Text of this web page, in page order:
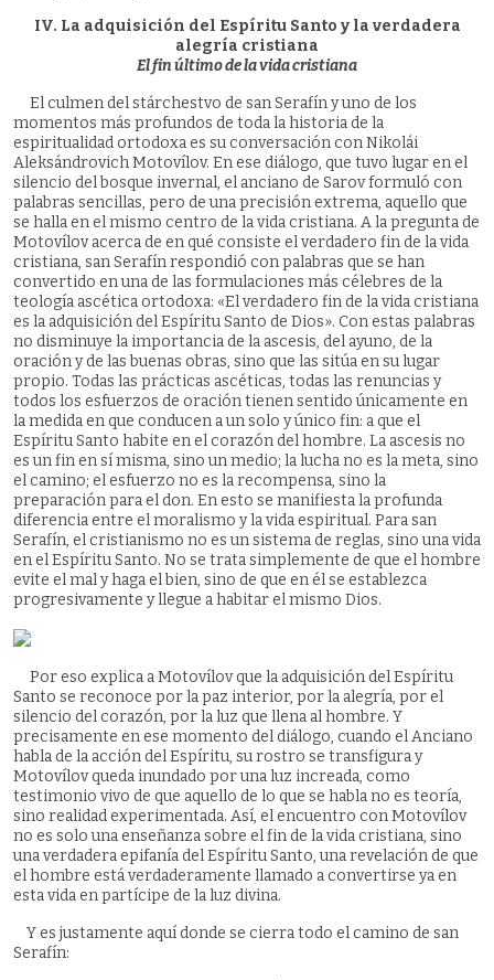
IV. La adquisición del Espíritu Santo y la verdadera
alegría cristiana
El fin último de la vida cristiana
El culmen del stárchestvo de san Serafín y uno de los
momentos más profundos de toda la historia de la
espiritualidad ortodoxa es su conversación con Nikolái
Aleksándrovich Motovílov. En ese diálogo, que tuvo lugar en el
silencio del bosque invernal, el anciano de Sarov formuló con
palabras sencillas, pero de una precisión extrema, aquello que
se halla en el mismo centro de la vida cristiana. A la pregunta de
Motovílov acerca de en qué consiste el verdadero fin de la vida
cristiana, san Serafín respondió con palabras que se han
convertido en una de las formulaciones más célebres de la
teología ascética ortodoxa: «El verdadero fin de la vida cristiana
es la adquisición del Espíritu Santo de Dios». Con estas palabras
no disminuye la importancia de la ascesis, del ayuno, de la
oración y de las buenas obras, sino que las sitúa en su lugar
propio. Todas las prácticas ascéticas, todas las renuncias y
todos los esfuerzos de oración tienen sentido únicamente en
la medida en que conducen a un solo y único fin: a que el
Espíritu Santo habite en el corazón del hombre. La ascesis no
es un fin en sí misma, sino un medio; la lucha no es la meta, sino
el camino; el esfuerzo no es la recompensa, sino la
preparación para el don. En esto se manifiesta la profunda
diferencia entre el moralismo y la vida espiritual. Para san
Serafín, el cristianismo no es un sistema de reglas, sino una vida
en el Espíritu Santo. No se trata simplemente de que el hombre
evite el mal y haga el bien, sino de que en él se establezca
progresivamente y llegue a habitar el mismo Dios.
Por eso explica a Motovílov que la adquisición del Espíritu
Santo se reconoce por la paz interior, por la alegría, por el
silencio del corazón, por la luz que llena al hombre. Y
precisamente en ese momento del diálogo, cuando el Anciano
habla de la acción del Espíritu, su rostro se transfigura y
Motovílov queda inundado por una luz increada, como
testimonio vivo de que aquello de lo que se habla no es teoría,
sino realidad experimentada. Así, el encuentro con Motovílov
no es solo una enseñanza sobre el fin de la vida cristiana, sino
una verdadera epifanía del Espíritu Santo, una revelación de que
el hombre está verdaderamente llamado a convertirse ya en
esta vida en partícipe de la luz divina.
Y es justamente aquí donde se cierra todo el camino de san
Serafín: